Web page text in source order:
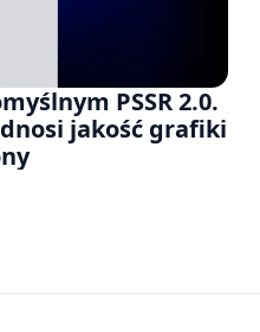
PSSR 2.0.
jakość grafiki